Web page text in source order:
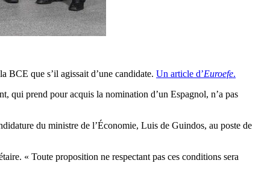
BCE que s’il agissait d’une candidate. Un article d’Euroefe.
qui prend pour acquis la nomination d’un Espagnol, n’a pas
du ministre de l’Économie, Luis de Guindos, au poste de
« Toute proposition ne respectant pas ces conditions sera